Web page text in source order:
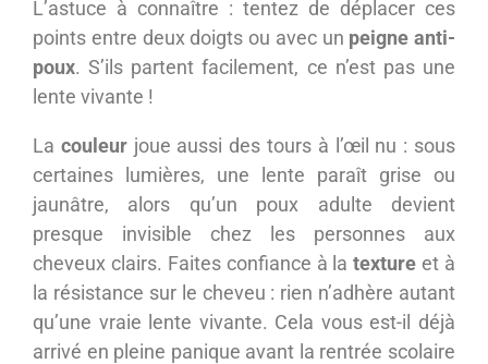
L’astuce à connaître : tentez de déplacer ces
points entre deux doigts ou avec un peigne anti-
poux. S’ils partent facilement, ce n’est pas une
lente vivante !
La couleurjoue aussi des tours à l’œil nu : sous
certaines lumières, une lente paraît grise ou
jaunâtre, alors qu’un poux adulte devient
presque invisible chez les personnes aux
cheveux clairs. Faites confiance à latexture et à
la résistance sur le cheveu : rien n’adhère autant
qu’une vraie lente vivante. Cela vous est-il déjà
arrivé en pleine panique avant la rentrée scolaire